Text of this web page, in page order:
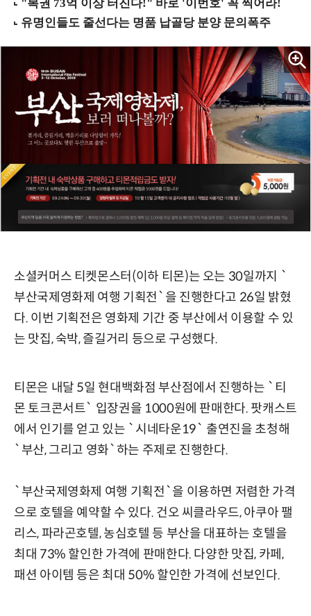
소셜커머스 티켓몬스터(이하 티몬)는 오는 30일까지 `
부산국제영화제 여행 기획전`을 진행한다고 26일 밝혔
다. 이번 기획전은 영화제 기간 중 부산에서 이용할 수 있
는 맛집, 숙박, 즐길거리 등으로 구성했다.
티몬은 내달 5일 현대백화점 부산점에서 진행하는 `티
몬 토크콘서트` 입장권을 1000원에 판매한다. 팟캐스트
에서 인기를 얻고 있는 `시네타운19` 출연진을 초청해
`부산, 그리고 영화`하는 주제로 진행한다.
`부산국제영화제 여행 기획전`을 이용하면 저렴한 가격
으로 호텔을 예약할 수 있다. 건오 씨클라우드, 아쿠아 팰
리스, 파라곤호텔, 농심호텔 등 부산을 대표하는 호텔을
최대 73% 할인한 가격에 판매한다. 다양한 맛집, 카페,
패션 아이템 등은 최대 50% 할인한 가격에 선보인다.